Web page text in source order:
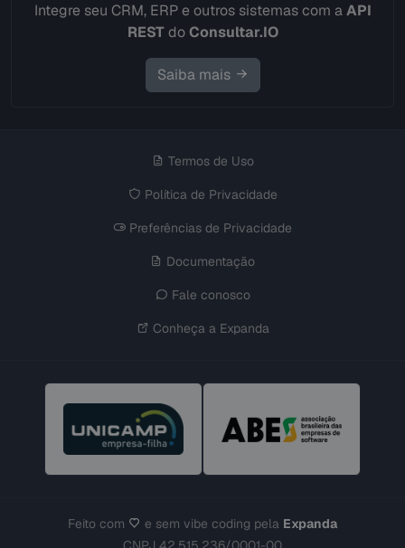
Integre seu CRM, ERP e outros sistemas com aAPI
RESTdoConsultar.IO
Saiba mais
Termos de Uso
Política de Privacidade
Preferências de Privacidade
Documentação
Fale conosco
Conheça a Expanda
Feito com e sem vibe coding pela Expanda